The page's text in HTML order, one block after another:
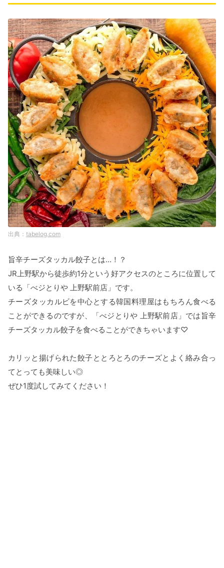
tabelog.com
旨辛チーズタッカル餃子とは…！？
JR上野駅から徒歩約1分という好アクセスのところに位置して
いる「べジとりや 上野駅前店」です。
チーズタッカルビを中心とする韓国料理屋はもちろん食べる
ことができるのですが、「べジとりや 上野駅前店」では旨辛
チーズタッカル餃子を食べることができちゃいます♡
カリッと揚げられた餃子ととろとろのチーズとよく絡み合っ
てとっても美味しい◎
ぜひ1度試してみてください！